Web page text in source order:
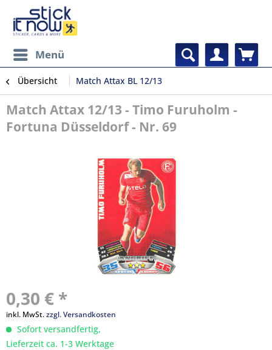
Menü
Übersicht Match Attax BL 12/13
Match Attax 12/13 - Timo Furuholm -
Fortuna Düsseldorf - Nr. 69
0,30 € *
inkl. MwSt.zzgl. Versandkosten
Sofort versandfertig,
Lieferzeit ca. 1-3 Werktage